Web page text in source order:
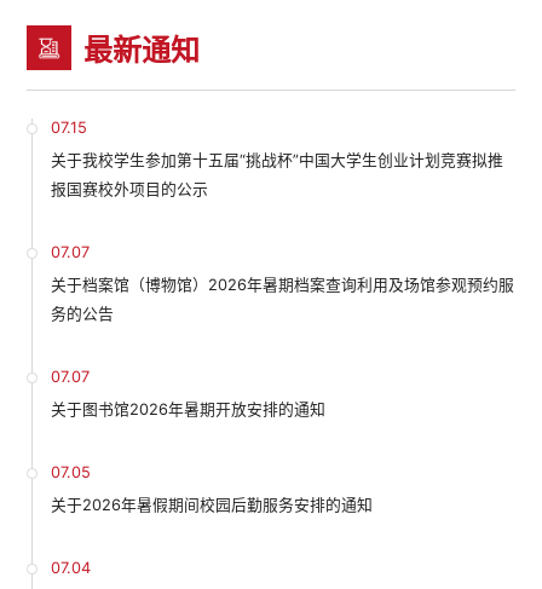
最新通知
07.15
关于我校学生参加第十五届“挑战杯”中国大学生创业计划竞赛拟推
报国赛校外项目的公示
07.07
关于档案馆（博物馆）2026年暑期档案查询利用及场馆参观预约服
务的公告
07.07
关于图书馆2026年暑期开放安排的通知
07.05
关于2026年暑假期间校园后勤服务安排的通知
07.04